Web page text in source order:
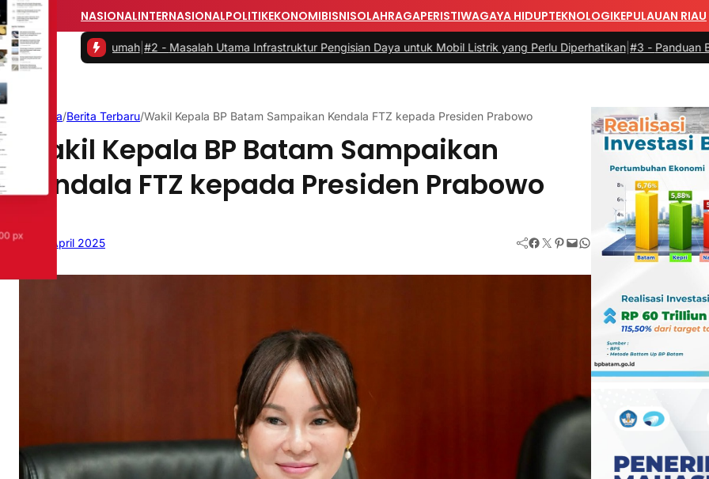
NASIONALINTERNASIONALPOLITIKEKONOMIBISNISOLAHRAGAPERISTIWAGAYA HIDUPTEKNOLOGIKEPULAUAN RIAU
| Masalah Utama Infrastruktur Pengisian Daya untuk Mobil Listrik yang Perlu Diperhatikan| #3 -Panduan Belanja Online
Beranda/Berita Terbaru/Wakil Kepala BP Batam Sampaikan Kendala FTZ kepada Presiden Prabowo
Wakil Kepala BP Batam Sampaikan
Kendala FTZ kepada Presiden Prabowo
24 April 2025 Facebook Twitter Pinterest Mail WhatsApp